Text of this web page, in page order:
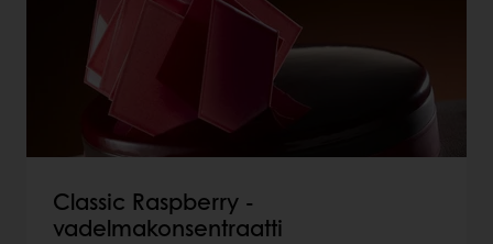
Classic Raspberry -
vadelmakonsentraatti